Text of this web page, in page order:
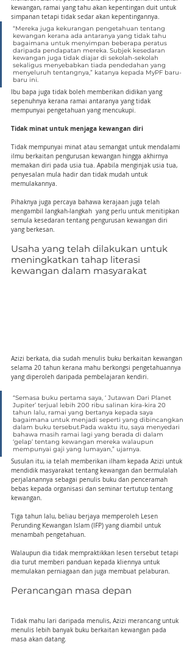
kewangan, ramai yang tahu akan kepentingan duit untuk
simpanan tetapi tidak sedar akan kepentingannya.
“Mereka juga kekurangan pengetahuan tentang
kewangan kerana ada antaranya yang tidak tahu
bagaimana untuk menyimpan beberapa peratus
daripada pendapatan mereka. Subjek kesedaran
kewangan juga tidak diajar di sekolah-sekolah
sekaligus menyebabkan tiada pendedahan yang
menyeluruh tentangnya,” katanya kepada MyPF baru-
baru ini.
Ibu bapa juga tidak boleh memberikan didikan yang
sepenuhnya kerana ramai antaranya yang tidak
mempunyai pengetahuan yang mencukupi.
Tidak minat untuk menjaga kewangan diri
Tidak mempunyai minat atau semangat untuk mendalami
ilmu berkaitan pengurusan kewangan hingga akhirnya
memakan diri pada usia tua. Apabila menginjak usia tua,
penyesalan mula hadir dan tidak mudah untuk
memulakannya.
Pihaknya juga percaya bahawa kerajaan juga telah
mengambil langkah-langkah  yang perlu untuk menitipkan
semula kesedaran tentang pengurusan kewangan diri
yang berkesan.
Usaha yang telah dilakukan untuk
meningkatkan tahap literasi
kewangan dalam masyarakat
Azizi berkata, dia sudah menulis buku berkaitan kewangan
selama 20 tahun kerana mahu berkongsi pengetahuannya
yang diperoleh daripada pembelajaran kendiri.
“Semasa buku pertama saya, ‘ Jutawan Dari Planet
Jupiter’ terjual lebih 200 ribu salinan kira-kira 20
tahun lalu, ramai yang bertanya kepada saya
bagaimana untuk menjadi seperti yang dibincangkan
dalam buku tersebut.Pada waktu itu, saya menyedari
bahawa masih ramai lagi yang berada di dalam
‘gelap’ tentang kewangan mereka walaupun
mempunyai gaji yang lumayan,” ujarnya.
Susulan itu, ia telah memberikan ilham kepada Azizi untuk
mendidik masyarakat tentang kewangan dan bermulalah
perjalanannya sebagai penulis buku dan penceramah
bebas kepada organisasi dan seminar tertutup tentang
kewangan.
Tiga tahun lalu, beliau berjaya memperoleh Lesen
Perunding Kewangan Islam (IFP) yang diambil untuk
menambah pengetahuan.
Walaupun dia tidak mempraktikkan lesen tersebut tetapi
dia turut memberi panduan kepada kliennya untuk
memulakan perniagaan dan juga membuat pelaburan.
Perancangan masa depan
Tidak mahu lari daripada menulis, Azizi merancang untuk
menulis lebih banyak buku berkaitan kewangan pada
masa akan datang.